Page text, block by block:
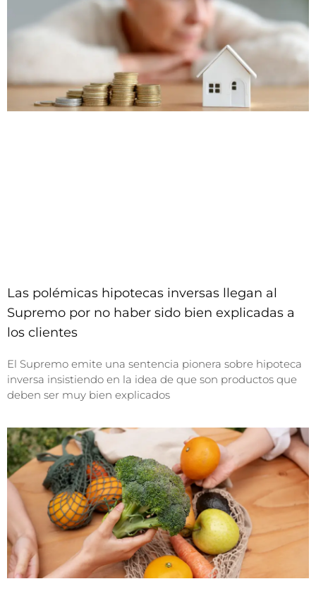
Las polémicas hipotecas inversas llegan al
Supremo por no haber sido bien explicadas a
los clientes
El Supremo emite una sentencia pionera sobre hipoteca
inversa insistiendo en la idea de que son productos que
deben ser muy bien explicados